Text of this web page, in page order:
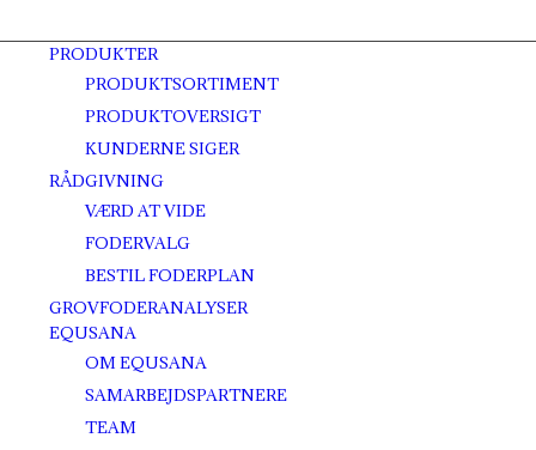
PRODUKTER
PRODUKTSORTIMENT
PRODUKTOVERSIGT
KUNDERNE SIGER
RÅDGIVNING
VÆRD AT VIDE
FODERVALG
BESTIL FODERPLAN
GROVFODERANALYSER
EQUSANA
OM EQUSANA
SAMARBEJDSPARTNERE
TEAM